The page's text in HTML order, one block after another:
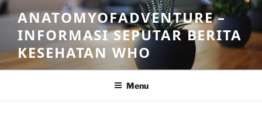
Skip
to
content
ANATOMYOFADVENTURE –
INFORMASI SEPUTAR BERITA
KESEHATAN WHO
Menu